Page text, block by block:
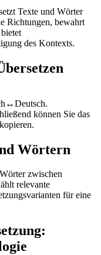
Texte und Wörter
Richtungen, bewahrt
des Kontexts.
können Sie das
Wörtern
zwischen
relevante
für eine